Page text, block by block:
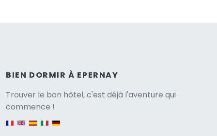
BIEN DORMIR À EPERNAY
Trouver le bon hôtel, c'est déjà l'aventure qui
commence !